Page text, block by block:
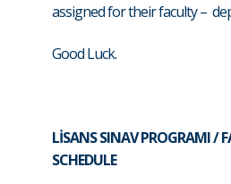
assigned for their faculty –
Good Luck.
LİSANS SINAV PROGRAMI /
SCHEDULE